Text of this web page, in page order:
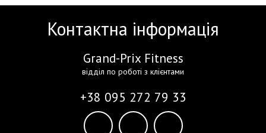
Контактна інформація
Grand-Prix Fitness
відділ по роботі з клієнтами
+38 095 272 79 33